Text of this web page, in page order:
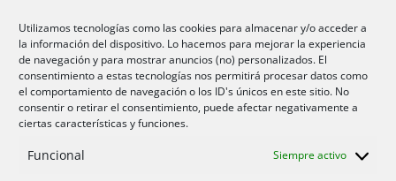
Utilizamos tecnologías como las cookies para almacenar y/o acceder a
la información del dispositivo. Lo hacemos para mejorar la experiencia
de navegación y para mostrar anuncios (no) personalizados. El
consentimiento a estas tecnologías nos permitirá procesar datos como
el comportamiento de navegación o los ID's únicos en este sitio. No
consentir o retirar el consentimiento, puede afectar negativamente a
ciertas características y funciones.
Funcional Siempre activo
Aire acondicionado Alicante
Aire acondicionador Murcia
Aire acondicionado San Juan